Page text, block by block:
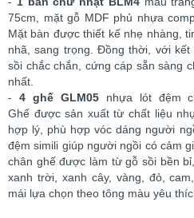
75cm, mặt gỗ MDF phủ nhựa
Mặt bàn được thiết kế nhẹ nhàng,
nhã, sang trọng. Đồng thời, với
sồi chắc chắn, cứng cáp sẵn sàng
nhất.
- 4 ghế GLM05 nhựa lót đệm
Ghế được sản xuất từ chất liệu
hợp lý, phù hợp vóc dáng người
đệm simili giúp người ngồi có cảm
chân ghế được làm từ gỗ sồi bền
xanh trời, xanh cây, vàng, đỏ,
mái lựa chọn theo tông màu yêu